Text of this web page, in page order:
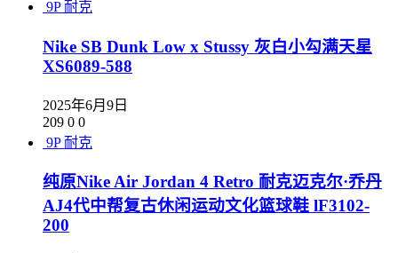
9P 耐克
Nike SB Dunk Low x Stussy 灰白小勾满天星
XS6089-588
2025年6月9日
209 0 0
9P 耐克
纯原Nike Air Jordan 4 Retro 耐克迈克尔·乔丹
AJ4代中帮复古休闲运动文化篮球鞋 lF3102-
200